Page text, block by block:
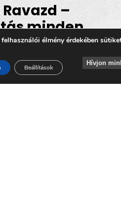
–
minden
garázs- vagy
örökölt ingatlan
Ravazdminden
élmény érdekében
Beállítások
Hívjon